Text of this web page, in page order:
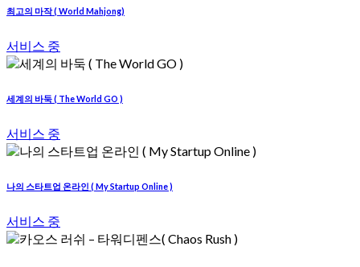
최고의 마작 ( World Mahjong)
서비스 중
세계의 바둑 ( The World GO )
서비스 중
나의 스타트업 온라인 ( My Startup Online )
서비스 중